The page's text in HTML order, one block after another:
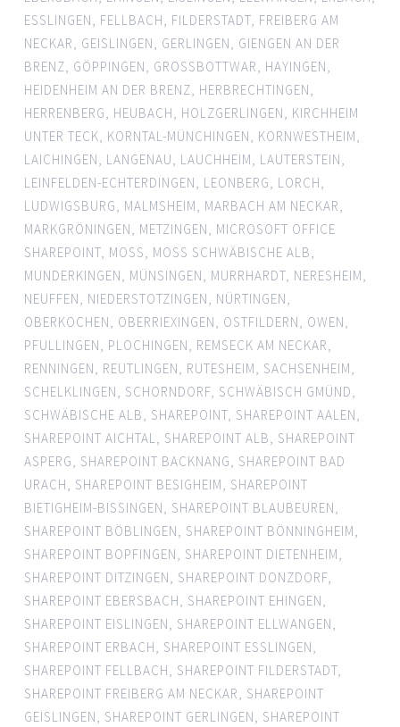
ESSLINGEN, FELLBACH, FILDERSTADT, FREIBERG AM
NECKAR, GEISLINGEN, GERLINGEN, GIENGEN AN DER
BRENZ, GÖPPINGEN, GROSSBOTTWAR , HAYINGEN,
HEIDENHEIM AN DER BRENZ, HERBRECHTINGEN,
HERRENBERG, HEUBACH, HOLZGERLINGEN, KIRCHHEIM
UNTER TECK, KORNTAL-MÜNCHINGEN, KORNWESTHEIM,
LAICHINGEN, LANGENAU, LAUCHHEIM, LAUTERSTEIN,
LEINFELDEN-ECHTERDINGEN, LEONBERG, LORCH,
LUDWIGSBURG, MALMSHEIM, MARBACH AM NECKAR,
MARKGRÖNINGEN, METZINGEN, MICROSOFT OFFICE
SHAREPOINT, MOSS, MOSS SCHWÄBISCHE ALB,
MUNDERKINGEN, MÜNSINGEN, MURRHARDT, NERESHEIM,
NEUFFEN, NIEDERSTOTZINGEN, NÜRTINGEN,
OBERKOCHEN, OBERRIEXINGEN, OSTFILDERN, OWEN,
PFULLINGEN, PLOCHINGEN, REMSECK AM NECKAR,
RENNINGEN, REUTLINGEN, RUTESHEIM, SACHSENHEIM,
SCHELKLINGEN, SCHORNDORF, SCHWÄBISCH GMÜND,
SCHWÄBISCHE ALB, SHAREPOINT, SHAREPOINT AALEN,
SHAREPOINT AICHTAL, SHAREPOINT ALB, SHAREPOINT
ASPERG, SHAREPOINT BACKNANG, SHAREPOINT BAD
URACH, SHAREPOINT BESIGHEIM, SHAREPOINT
BIETIGHEIM-BISSINGEN, SHAREPOINT BLAUBEUREN,
SHAREPOINT BÖBLINGEN, SHAREPOINT BÖNNINGHEIM,
SHAREPOINT BOPFINGEN, SHAREPOINT DIETENHEIM,
SHAREPOINT DITZINGEN, SHAREPOINT DONZDORF,
SHAREPOINT EBERSBACH, SHAREPOINT EHINGEN,
SHAREPOINT EISLINGEN, SHAREPOINT ELLWANGEN,
SHAREPOINT ERBACH, SHAREPOINT ESSLINGEN,
SHAREPOINT FELLBACH, SHAREPOINT FILDERSTADT,
SHAREPOINT FREIBERG AM NECKAR, SHAREPOINT
GEISLINGEN, SHAREPOINT GERLINGEN, SHAREPOINT